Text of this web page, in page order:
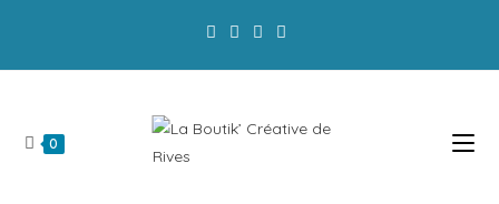
0
La Boutik' a modifié ses horaires d'ouverture :